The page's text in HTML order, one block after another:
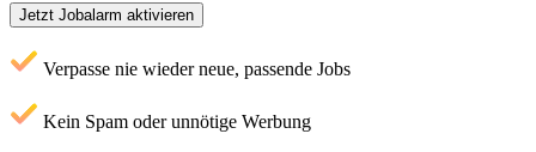
Jetzt Jobalarm aktivieren
Verpasse nie wieder neue, passende Jobs
Kein Spam oder unnötige Werbung